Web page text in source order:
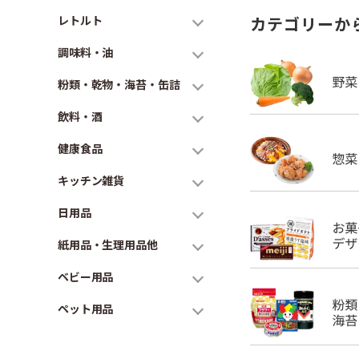
レトルト
調味料・油
粉類・乾物・海苔・缶詰
飲料・酒
健康食品
キッチン雑貨
日用品
紙用品・生理用品他
ベビー用品
ペット用品
カテゴリーか